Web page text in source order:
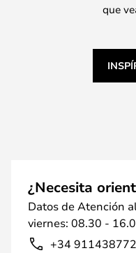
que
¿Necesita
Datos de Atención
viernes: 08.30 -
+34 911438772